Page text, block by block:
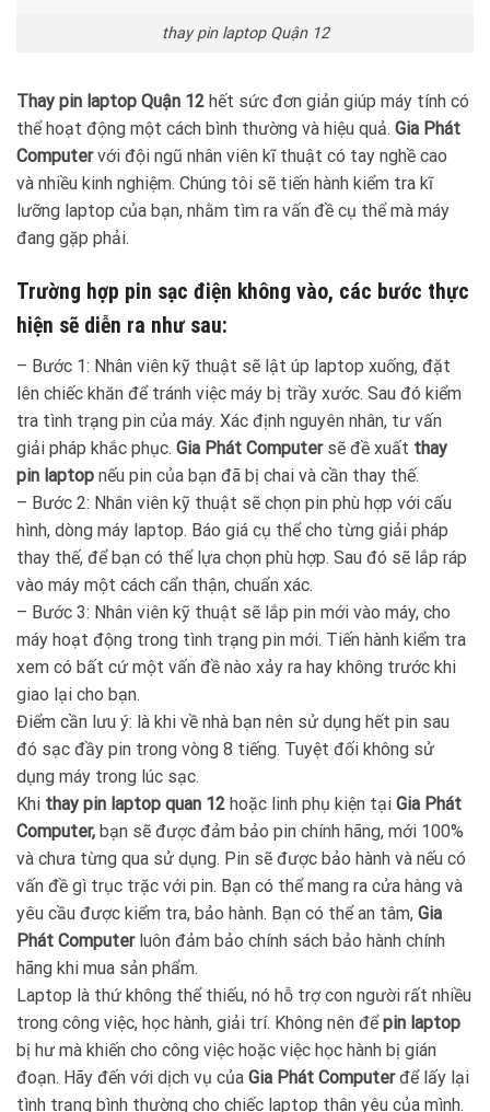
thay pin laptop Quận 12
Thay pin laptop Quận 12 hết sức đơn giản giúp máy tính có
thể hoạt động một cách bình thường và hiệu quả. Gia Phát
Computervới đội ngũ nhân viên kĩ thuật có tay nghề cao
và nhiều kinh nghiệm. Chúng tôi sẽ tiến hành kiểm tra kĩ
lưỡng laptop của bạn, nhằm tìm ra vấn đề cụ thể mà máy
đang gặp phải.
Trường hợp pin sạc điện không vào, các bước thực
hiện sẽ diễn ra như sau:
– Bước 1: Nhân viên kỹ thuật sẽ lật úp laptop xuống, đặt
lên chiếc khăn để tránh việc máy bị trầy xước. Sau đó kiểm
tra tình trạng pin của máy. Xác định nguyên nhân, tư vấn
giải pháp khắc phục. Gia Phát Computer sẽ đề xuất thay
pin laptop nếu pin của bạn đã bị chai và cần thay thế.
– Bước 2: Nhân viên kỹ thuật sẽ chọn pin phù hợp với cấu
hình, dòng máy laptop. Báo giá cụ thể cho từng giải pháp
thay thế, để bạn có thể lựa chọn phù hợp. Sau đó sẽ lắp ráp
vào máy một cách cẩn thận, chuẩn xác.
– Bước 3: Nhân viên kỹ thuật sẽ lắp pin mới vào máy, cho
máy hoạt động trong tình trạng pin mới. Tiến hành kiểm tra
xem có bất cứ một vấn đề nào xảy ra hay không trước khi
giao lại cho bạn.
Điểm cần lưu ý: là khi về nhà bạn nên sử dụng hết pin sau
đó sạc đầy pin trong vòng 8 tiếng. Tuyệt đối không sử
dụng máy trong lúc sạc.
Khi thay pin laptop quan 12 hoặc linh phụ kiện tại Gia Phát
Computer, bạn sẽ được đảm bảo pin chính hãng, mới 100%
và chưa từng qua sử dụng. Pin sẽ được bảo hành và nếu có
vấn đề gì trục trặc với pin. Bạn có thể mang ra cửa hàng và
yêu cầu được kiểm tra, bảo hành. Bạn có thể an tâm, Gia
Phát Computerluôn đảm bảo chính sách bảo hành chính
hãng khi mua sản phẩm.
Laptop là thứ không thể thiếu, nó hỗ trợ con người rất nhiều
trong công việc, học hành, giải trí. Không nên đểpin laptop
bị hư mà khiến cho công việc hoặc việc học hành bị gián
đoạn. Hãy đến với dịch vụ của Gia Phát Computerđể lấy lại
tình trạng bình thường cho chiếc laptop thân yêu của mình.